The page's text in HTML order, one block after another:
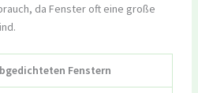
da Fenster oft eine große
Fenstern